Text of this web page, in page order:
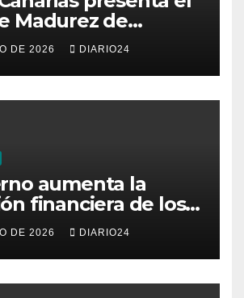
Madurez de
de Canarias: una
del estado del
y mediano
del archipiélago
DE 2026 DIARIO24
aumenta la
financiera de los
con límites a
del crédito al
para evitar el
DE 2026 DIARIO24